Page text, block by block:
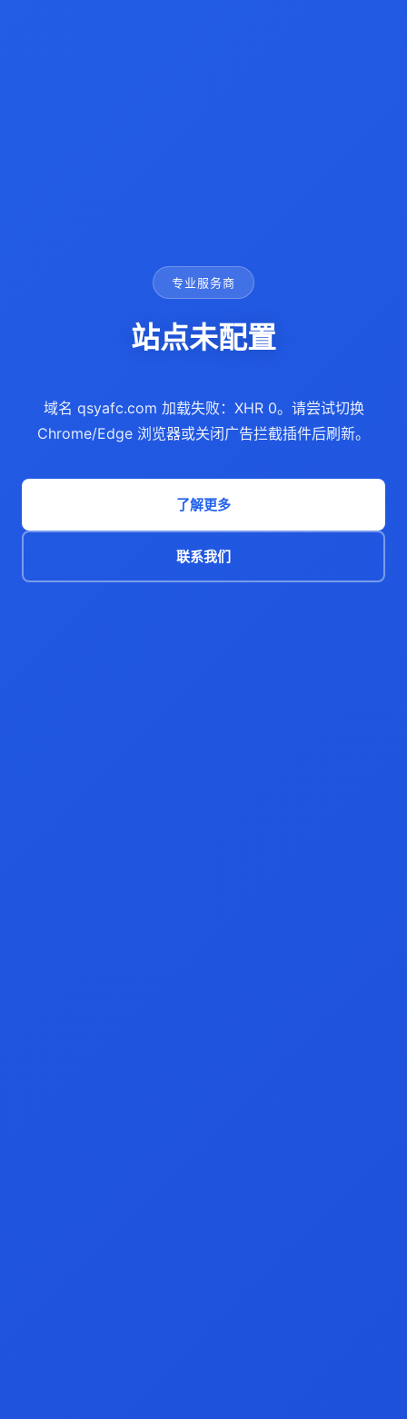
专业服务商
站点未配置
域名 qsyafc.com 加载失败：XHR 0。请尝试切换
Chrome/Edge 浏览器或关闭广告拦截插件后刷新。
了解更多
联系我们